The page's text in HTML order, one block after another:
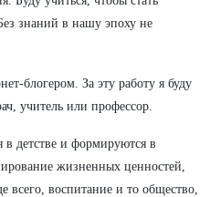
знаний в нашу эпоху не
блогером. За эту работу я буду
учитель или профессор.
в детстве и формируются в
жизненных ценностей,
всего, воспитание и то общество,